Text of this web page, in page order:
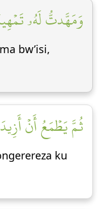
وَمَهَّدتُّ لَهُۥ
bw’isi,
ثُمَّ يَطۡمَعُ أَنۡ أَزِيدَ
ku